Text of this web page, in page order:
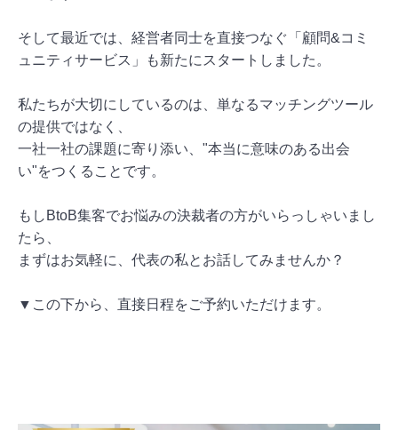
そして最近では、経営者同士を直接つなぐ「顧問&コミ
ュニティサービス」も新たにスタートしました。
私たちが大切にしているのは、単なるマッチングツール
の提供ではなく、
一社一社の課題に寄り添い、"本当に意味のある出会
い"をつくることです。
もしBtoB集客でお悩みの決裁者の方がいらっしゃいまし
たら、
まずはお気軽に、代表の私とお話してみませんか？
▼この下から、直接日程をご予約いただけます。